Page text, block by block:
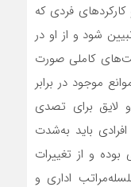
فردی که
شود و از او در
کاملی صورت
موجود در برابر
لایق برای تصدی
باید به‌‌‌شدت
و از تغییرات
اداری و